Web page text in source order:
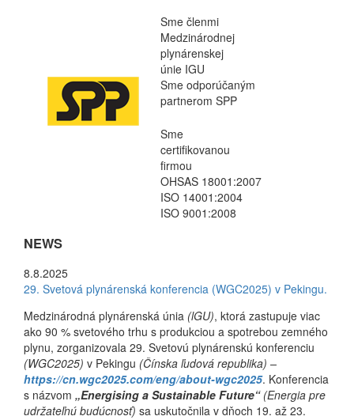
Sme členmi
Medzinárodnej
plynárenskej
únie IGU
Sme odporúčaným
partnerom SPP
Sme
certifikovanou
firmou
OHSAS 18001:2007
ISO 14001:2004
ISO 9001:2008
NEWS
8.8.2025
29. Svetová plynárenská konferencia (WGC2025) v Pekingu.
Medzinárodná plynárenská únia (lGU), ktorá zastupuje viac
ako 90 % svetového trhu s produkciou a spotrebou zemného
plynu, zorganizovala 29. Svetovú plynárenskú konferenciu
(WGC2025) v Pekingu (Čínska ľudová republika) –
https://cn.wgc2025.com/eng/about-wgc2025. Konferencia
s názvom „Energising a Sustainable Future“ (Energia pre
udržateľnú budúcnosť) sa uskutočnila v dňoch 19. až 23.